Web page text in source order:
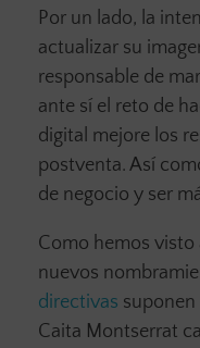
Por un lado, la
actualizar su
responsable de
ante sí el reto de
digital mejore los
postventa. Así
de negocio y ser
Como hemos visto
nuevos
directivas
Caita Montserrat